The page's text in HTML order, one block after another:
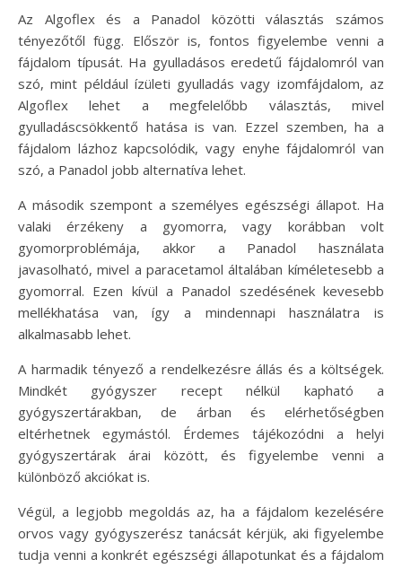
Az Algoflex és a Panadol közötti választás számos
tényezőtől függ. Először is, fontos figyelembe venni a
fájdalom típusát. Ha gyulladásos eredetű fájdalomról van
szó, mint például ízületi gyulladás vagy izomfájdalom, az
Algoflex lehet a megfelelőbb választás, mivel
gyulladáscsökkentő hatása is van. Ezzel szemben, ha a
fájdalom lázhoz kapcsolódik, vagy enyhe fájdalomról van
szó, a Panadol jobb alternatíva lehet.
A második szempont a személyes egészségi állapot. Ha
valaki érzékeny a gyomorra, vagy korábban volt
gyomorproblémája, akkor a Panadol használata
javasolható, mivel a paracetamol általában kíméletesebb a
gyomorral. Ezen kívül a Panadol szedésének kevesebb
mellékhatása van, így a mindennapi használatra is
alkalmasabb lehet.
A harmadik tényező a rendelkezésre állás és a költségek.
Mindkét gyógyszer recept nélkül kapható a
gyógyszertárakban, de árban és elérhetőségben
eltérhetnek egymástól. Érdemes tájékozódni a helyi
gyógyszertárak árai között, és figyelembe venni a
különböző akciókat is.
Végül, a legjobb megoldás az, ha a fájdalom kezelésére
orvos vagy gyógyszerész tanácsát kérjük, aki figyelembe
tudja venni a konkrét egészségi állapotunkat és a fájdalom